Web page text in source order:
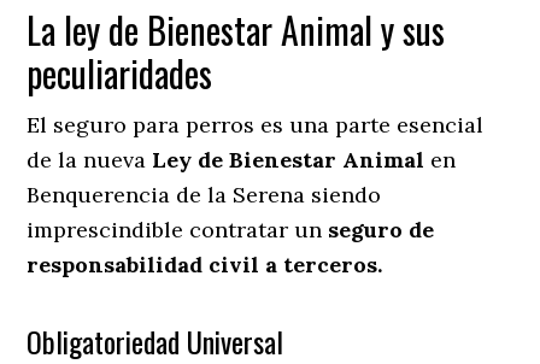
La ley de Bienestar Animal y sus
peculiaridades
El seguro para perros es una parte esencial
de la nueva Ley de Bienestar Animal en
Benquerencia de la Serena siendo
imprescindible contratar un seguro de
responsabilidad civil a terceros.
Obligatoriedad Universal